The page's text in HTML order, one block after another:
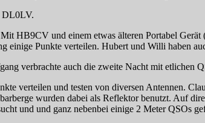
DL0LV.
HB9CV und einem etwas älteren Portabel
einige Punkte verteilen. Hubert und Willi haben
verbrachte auch die zweite Nacht mit etlichen
verteilen und testen von diversen Antennen.
wurden dabei als Reflektor benutzt. Auf
und und ganz nebenbei einige 2 Meter QSOs